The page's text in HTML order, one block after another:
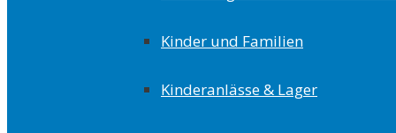
Kinder und Familien
Kinderanlässe & Lager